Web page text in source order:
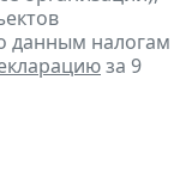
данным налогам
за 9